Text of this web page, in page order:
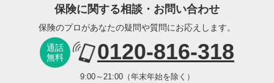
保険に関する相談・お問い合わせ
保険のプロがあなたの疑問や質問にお応えします。
通話
無料
0120-816-318
9:00～21:00（年末年始を除く）